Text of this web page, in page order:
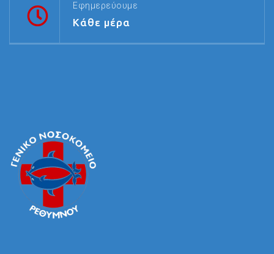
Εφημερεύουμε
Κάθε μέρα